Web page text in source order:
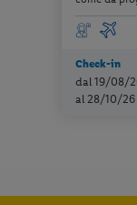
Check-in
dal 19/08/
al 28/10/26